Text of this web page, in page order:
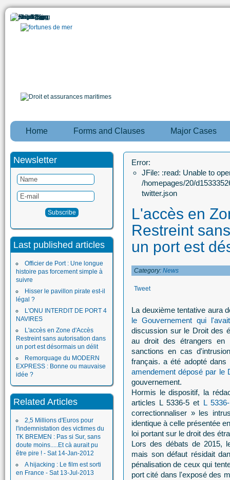
Home Forms and Clauses Major Cases
Newsletter
Last published articles
Officier de Port : Une longue
histoire pas forcement simple à
suivre
Hisser le pavillon pirate est-il
légal ?
L'ONU INTERDIT DE PORT 4
NAVIRES
L'accès en Zone d'Accès
Restreint sans autorisation dans
un port est désormais un délit
Remorquage du MODERN
EXPRESS : Bonne ou mauvaise
idée ?
Related Articles
2,5 Millions d'Euros pour
l'indemnistation des victimes du
TK BREMEN : Pas si Sur, sans
doute moins.....Et cà aurait pu
être pire ! - Sat 14-Jan-2012
A hijacking : Le film est sorti
en France - Sat 13-Jul-2013
Error:
JFile: :read: Unable to
/homepages/20/
twitter.json
L'accès en
Restreint
un port est
Category: News
Tweet
La deuxième tentative aura
le Gouvernement qui
discussion sur le Droit des
au droit des étrangers en
sanctions en cas
français. a été adopté
amendement déposé par le
gouvernement.
Hormis le dispositif, la
articles L 5336-5 et L
correctionnaliser » les
identique à celle présentée
loi portant sur le droit des
Lors des débats de 2015,
mais son défaut résidait
pénalisation de ceux qui
port cité dans l'exposé des